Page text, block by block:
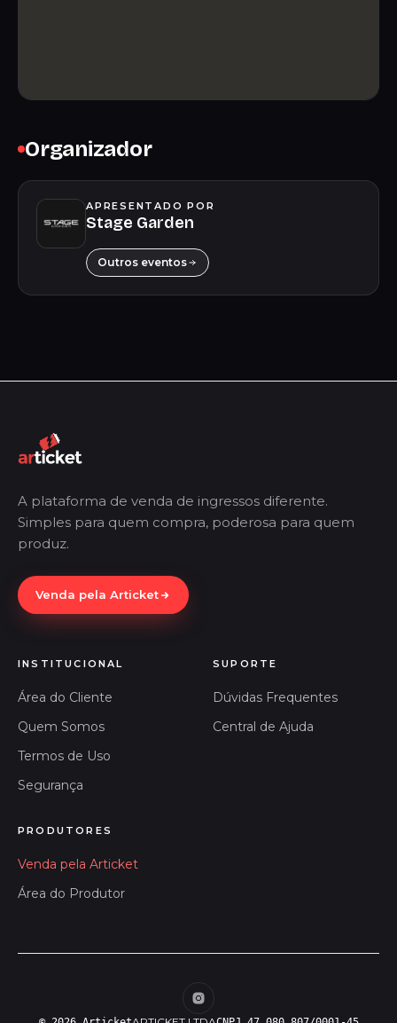
Organizador
APRESENTADO POR
Stage Garden
Outros eventos
A plataforma de venda de ingressos diferente.
Simples para quem compra, poderosa para quem
produz.
Venda pela Articket
INSTITUCIONAL
Área do Cliente
Quem Somos
Termos de Uso
Segurança
SUPORTE
Dúvidas Frequentes
Central de Ajuda
PRODUTORES
Venda pela Articket
Área do Produtor